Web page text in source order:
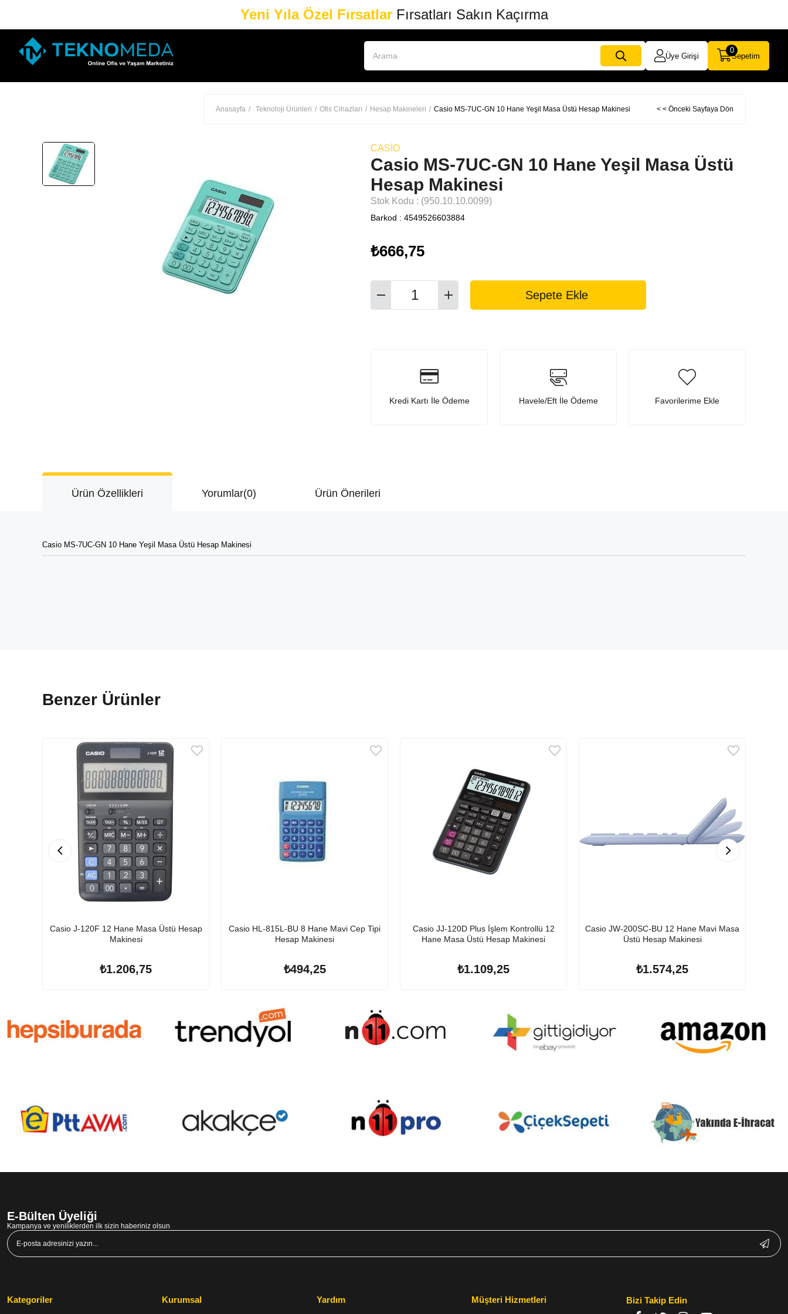
Yeni Yıla Özel FırsatlarFırsatları Sakın Kaçırma
Üye Girişi Sepetim
0
Anasayfa Teknoloji Ürünleri Ofis Cihazları Hesap Makineleri Casio MS-7UC-GN 10 Hane Yeşil Masa Üstü Hesap Makinesi < < Önceki Sayfaya Dön
CASIO
Casio MS-7UC-GN 10 Hane Yeşil Masa Üstü
Hesap Makinesi
Stok Kodu (950.10.10.0099)
Barkod : 4549526603884
₺666,75
Kredi Kartı İle Ödeme Havele/Eft İle Ödeme Favorilerime Ekle
Ürün Özellikleri Yorumlar(0) Ürün Önerileri
Casio MS-7UC-GN 10 Hane Yeşil Masa Üstü Hesap Makinesi
Benzer Ürünler
Casio J-120F 12 Hane Masa Üstü Hesap
Makinesi
₺1.206,75
Casio HL-815L-BU 8 Hane Mavi Cep Tipi
Hesap Makinesi
₺494,25
Casio JJ-120D Plus İşlem Kontrollü 12
Hane Masa Üstü Hesap Makinesi
₺1.109,25
Casio JW-200SC-BU 12 Hane Mavi Masa
Üstü Hesap Makinesi
₺1.574,25
E-Bülten Üyeliği
Kampanya ve yeniliklerden ilk sizin haberiniz olsun
Kategoriler Kurumsal Yardım Müşteri Hizmetleri Bizi Takip Edin